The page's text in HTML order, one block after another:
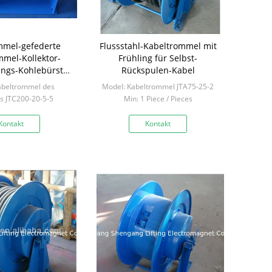
gefederte
Kollektor-
Kohlebürste-
des
JTC200-20-5-5
Flussstahl-Kabeltrommel mit
Frühling für Selbst-
Rückspulen-Kabel
Model: Kabeltrommel JTA75-25-2
Min: 1 Piece / Pieces
Kontakt